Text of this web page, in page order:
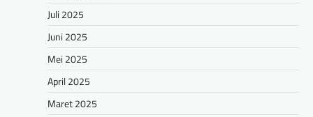
Juli 2025
Juni 2025
Mei 2025
April 2025
Maret 2025